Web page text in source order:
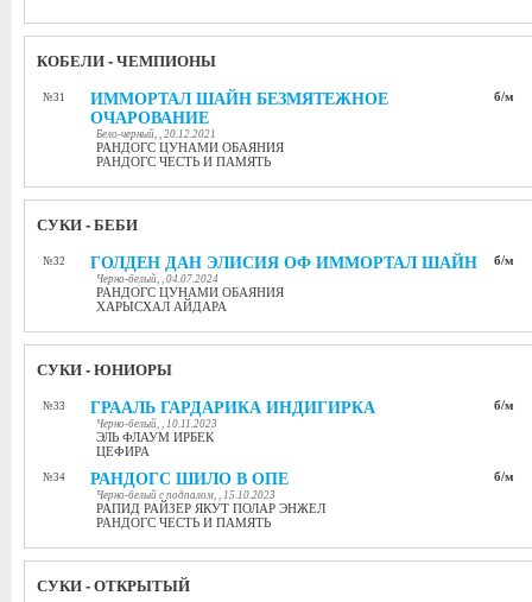
КОБЕЛИ - ЧЕМПИОНЫ
№31
ИММОРТАЛ ШАЙН БЕЗМЯТЕЖНОЕ
ОЧАРОВАНИЕ
Бело-черный, , 20.12.2021
РАНДОГС ЦУНАМИ ОБАЯНИЯ
РАНДОГС ЧЕСТЬ И ПАМЯТЬ
б/м
СУКИ - БЕБИ
№32 ГОЛДЕН ДАН ЭЛИСИЯ ОФ ИММОРТАЛ ШАЙН
Черно-белый, , 04.07.2024
РАНДОГС ЦУНАМИ ОБАЯНИЯ
ХАРЫСХАЛ АЙДАРА
б/м
СУКИ - ЮНИОРЫ
№33 ГРААЛЬ ГАРДАРИКА ИНДИГИРКА
Черно-белый, , 10.11.2023
ЭЛЬ ФЛАУМ ИРБЕК
ЦЕФИРА
б/м
№34 РАНДОГС ШИЛО В ОПЕ
Черно-белый с подпалом, , 15.10.2023
РАПИД РАЙЗЕР ЯКУТ ПОЛАР ЭНЖЕЛ
РАНДОГС ЧЕСТЬ И ПАМЯТЬ
б/м
СУКИ - ОТКРЫТЫЙ